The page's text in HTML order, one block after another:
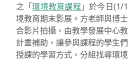
之「環境教育課程 」於今日(1/
境教育期末影展。方老師與博
合影片拍攝，由教學發展中心
計畫補助，讓參與課程的學生
授課的學習方式，分組找尋環